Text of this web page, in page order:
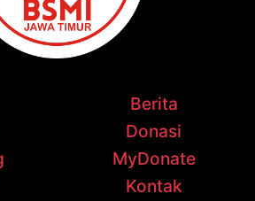
Berita
Donasi
MyDonate
Kontak